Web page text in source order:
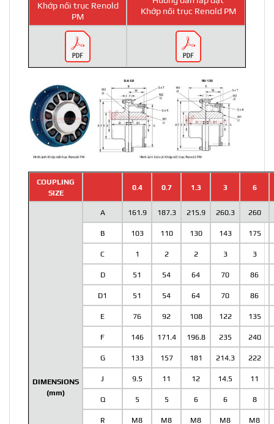
Khớp nối trục Renold
PM
Khớp nối trục Renold PM
COUPLING
SIZE
0.4 0.7 1.3 3 6
DIMENSIONS
(mm)
A 161.9 187.3 215.9 260.3 260
B 103 110 130 143 175
C 1 2 2 3 3
D 51 54 64 70 86
D1 51 54 64 70 86
E 76 92 108 122 135
F 146 171.4 196.8 235 240
G 133 157 181 214.3 222
J 9.5 11 12 14.5 11
Q 5 5 6 6 8
R M8 M8 M8 M8 M8